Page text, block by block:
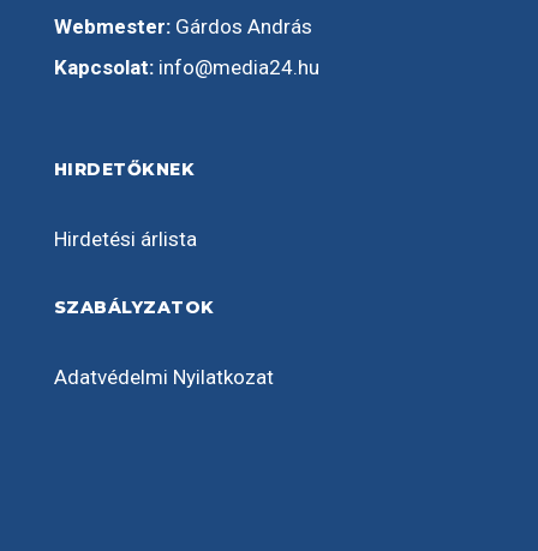
Webmester:Gárdos András
Kapcsolat: info@media24.hu
HIRDETŐKNEK
Hirdetési árlista
SZABÁLYZATOK
Adatvédelmi Nyilatkozat